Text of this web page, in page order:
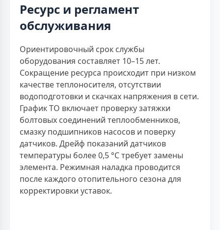
Ресурс и регламент
обслуживания
Ориентировочный срок службы
оборудования составляет 10–15 лет.
Сокращение ресурса происходит при низком
качестве теплоносителя, отсутствии
водоподготовки и скачках напряжения в сети.
График ТО включает проверку затяжки
болтовых соединений теплообменников,
смазку подшипников насосов и поверку
датчиков. Дрейф показаний датчиков
температуры более 0,5 °С требует замены
элемента. Режимная наладка проводится
после каждого отопительного сезона для
корректировки уставок.